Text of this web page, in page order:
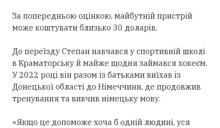
За попередньою оцінкою, майбутній пристрій
може коштувати близько 30 доларів.
До переїзду Степан навчався у спортивній школі
в Краматорську й майже щодня займався хокеєм.
У 2022 році він разом із батьками виїхав із
Донецької області до Німеччини, де продовжив
тренування та вивчив німецьку мову.
«Якщо це допоможе хоча б одній людині, уся